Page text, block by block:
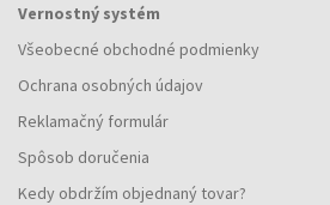
Vernostný systém
Všeobecné obchodné podmienky
Ochrana osobných údajov
Reklamačný formulár
Spôsob doručenia
Kedy obdržím objednaný tovar?